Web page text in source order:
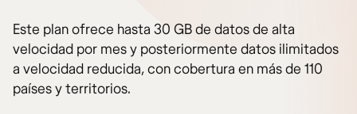
Este plan ofrece hasta 30 GB de datos de alta
velocidad por mes y posteriormente datos ilimitados
a velocidad reducida, con cobertura en más de 110
países y territorios.